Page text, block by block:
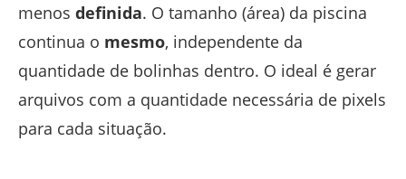
menos definida. O tamanho (área) da piscina
continua o mesmo, independente da
quantidade de bolinhas dentro. O ideal é gerar
arquivos com a quantidade necessária de pixels
para cada situação.